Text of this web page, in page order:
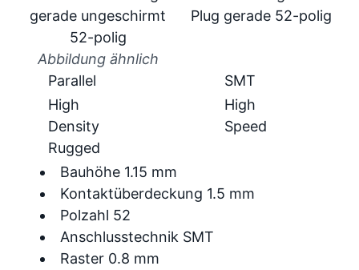
Abbildung ähnlich
Bauhöhe 1.15 mm
Kontaktüberdeckung 1.5 mm
Polzahl 52
Anschlusstechnik SMT
Raster 0.8 mm
Parallel
SMT
High
Density
High
Speed
Rugged